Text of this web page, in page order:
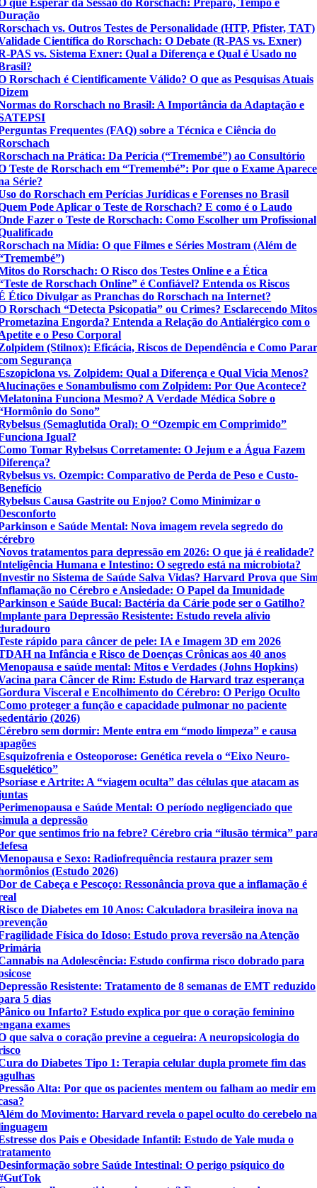
que Esperar da Sessão do Rorschach: Preparo, Tempo e
vs. Outros Testes de Personalidade (HTP, Pfister, TAT)
Científica do Rorschach: O Debate (R-PAS vs. Exner)
PAS vs. Sistema Exner: Qual a Diferença e Qual é Usado no
Rorschach é Cientificamente Válido? O que as Pesquisas Atuais
do Rorschach no Brasil: A Importância da Adaptação e
Frequentes (FAQ) sobre a Técnica e Ciência do
na Prática: Da Perícia (“Tremembé”) ao Consultório
Teste de Rorschach em “Tremembé”: Por que o Exame Aparece
Série?
do Rorschach em Perícias Jurídicas e Forenses no Brasil
Pode Aplicar o Teste de Rorschach? E como é o Laudo
Fazer o Teste de Rorschach: Como Escolher um Profissional
na Mídia: O que Filmes e Séries Mostram (Além de
do Rorschach: O Risco dos Testes Online e a Ética
de Rorschach Online” é Confiável? Entenda os Riscos
Ético Divulgar as Pranchas do Rorschach na Internet?
Rorschach “Detecta Psicopatia” ou Crimes? Esclarecendo Mitos
Engorda? Entenda a Relação do Antialérgico com o
e o Peso Corporal
(Stilnox): Eficácia, Riscos de Dependência e Como
Segurança
vs. Zolpidem: Qual a Diferença e Qual Vicia Menos?
e Sonambulismo com Zolpidem: Por Que Acontece?
Funciona Mesmo? A Verdade Médica Sobre o
do Sono”
(Semaglutida Oral): O “Ozempic em Comprimido”
Igual?
Tomar Rybelsus Corretamente: O Jejum e a Água Fazem
vs. Ozempic: Comparativo de Perda de Peso e Custo-
Causa Gastrite ou Enjoo? Como Minimizar o
e Saúde Mental: Nova imagem revela segredo do
tratamentos para depressão em 2026: O que já é realidade?
Humana e Intestino: O segredo está na microbiota?
no Sistema de Saúde Salva Vidas? Harvard Prova que
no Cérebro e Ansiedade: O Papel da Imunidade
e Saúde Bucal: Bactéria da Cárie pode ser o Gatilho?
para Depressão Resistente: Estudo revela alívio
rápido para câncer de pele: IA e Imagem 3D em 2026
na Infância e Risco de Doenças Crônicas aos 40 anos
e saúde mental: Mitos e Verdades (Johns Hopkins)
para Câncer de Rim: Estudo de Harvard traz esperança
Visceral e Encolhimento do Cérebro: O Perigo Oculto
proteger a função e capacidade pulmonar no paciente
(2026)
sem dormir: Mente entra em “modo limpeza” e causa
e Osteoporose: Genética revela o “Eixo Neuro-
e Artrite: A “viagem oculta” das células que atacam as
e Saúde Mental: O período negligenciado que
a depressão
que sentimos frio na febre? Cérebro cria “ilusão térmica”
e Sexo: Radiofrequência restaura prazer sem
(Estudo 2026)
de Cabeça e Pescoço: Ressonância prova que a inflamação é
de Diabetes em 10 Anos: Calculadora brasileira inova na
Física do Idoso: Estudo prova reversão na Atenção
na Adolescência: Estudo confirma risco dobrado para
Resistente: Tratamento de 8 semanas de EMT reduzido
5 dias
ou Infarto? Estudo explica por que o coração feminino
exames
que salva o coração previne a cegueira: A neuropsicologia do
do Diabetes Tipo 1: Terapia celular dupla promete fim das
Alta: Por que os pacientes mentem ou falham ao medir em
do Movimento: Harvard revela o papel oculto do cerebelo na
dos Pais e Obesidade Infantil: Estudo de Yale muda o
sobre Saúde Intestinal: O perigo psíquico do